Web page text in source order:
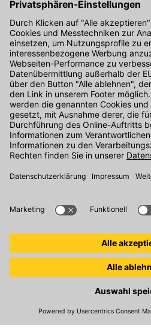
Hier gibt's die kostenlose App
Kontakt
Unser Onlineshop Team ist montags
Uhr unter der Telefonnummer07071 /
Alternativ können Sie unser
Den Kontakt direkt in unsere
© 2026 Kemmler Baustoffe GmbH